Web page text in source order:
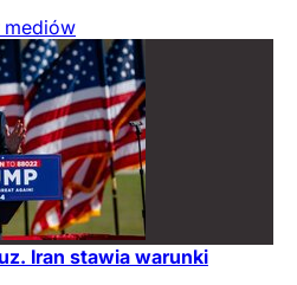
mediów
Iran stawia warunki